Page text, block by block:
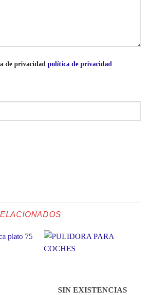
de privacidad política de privacidad
SIN EXISTENCIAS